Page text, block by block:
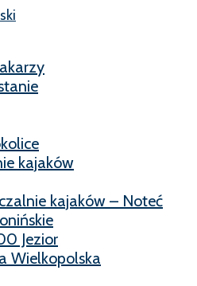
kajaków
kajaków – Noteć
Jezior
Wielkopolska